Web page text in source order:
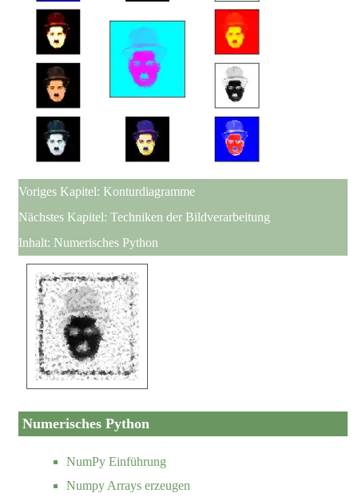
Voriges Kapitel: Konturdiagramme
Nächstes Kapitel: Techniken der Bildverarbeitung
Inhalt: Numerisches Python
Numerisches Python
NumPy Einführung
Numpy Arrays erzeugen